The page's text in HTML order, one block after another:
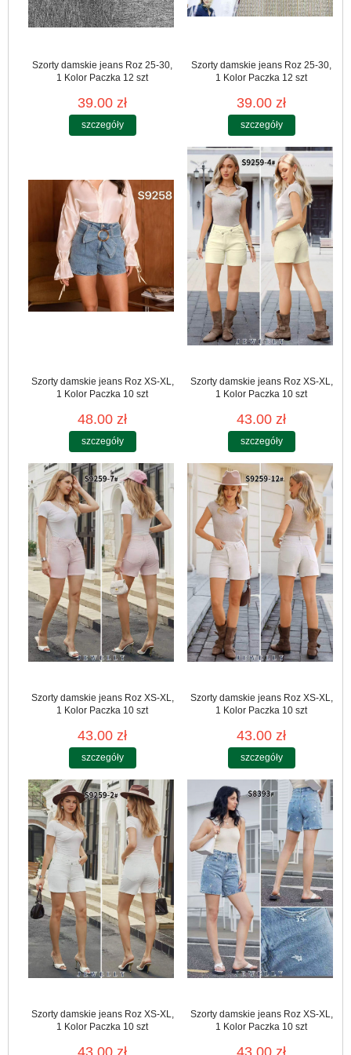
Szorty damskie jeans Roz 25-30,
1 Kolor Paczka 12 szt
39.00 zł
szczegóły
Szorty damskie jeans Roz 25-30,
1 Kolor Paczka 12 szt
39.00 zł
szczegóły
Szorty damskie jeans Roz XS-XL,
1 Kolor Paczka 10 szt
48.00 zł
szczegóły
Szorty damskie jeans Roz XS-XL,
1 Kolor Paczka 10 szt
43.00 zł
szczegóły
Szorty damskie jeans Roz XS-XL,
1 Kolor Paczka 10 szt
43.00 zł
szczegóły
Szorty damskie jeans Roz XS-XL,
1 Kolor Paczka 10 szt
43.00 zł
szczegóły
Szorty damskie jeans Roz XS-XL,
1 Kolor Paczka 10 szt
Szorty damskie jeans Roz XS-XL,
1 Kolor Paczka 10 szt